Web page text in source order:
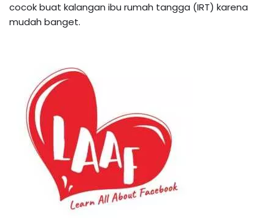
cocok buat kalangan ibu rumah tangga (IRT) karena
mudah banget.